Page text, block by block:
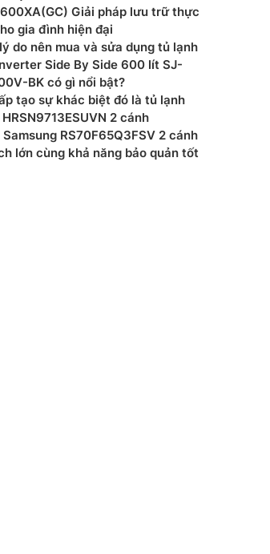
-3 độ C
vòng cung Panorama
lạnh
Giải pháp lưu trữ thực
gia đình hiện đại
do nên mua và sửa dụng tủ lạnh
Side By Side 600 lít SJ-
BK có gì nổi bật?
tạo sự khác biệt đó là tủ lạnh
2 cánh
Samsung RS70F65Q3FSV 2 cánh
lớn cùng khả năng bảo quản tốt